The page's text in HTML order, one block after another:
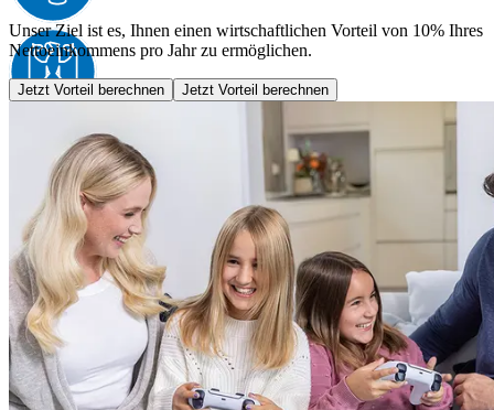
Unser Ziel ist es, Ihnen einen wirtschaftlichen Vorteil von 10% Ihres
Nettoeinkommens pro Jahr zu ermöglichen.
Jetzt Vorteil berechnen Jetzt Vorteil berechnen